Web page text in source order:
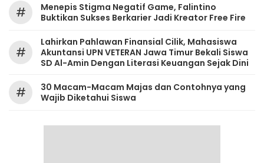
#
Menepis Stigma Negatif Game, Falintino
Buktikan Sukses Berkarier Jadi Kreator Free Fire
#
Lahirkan Pahlawan Finansial Cilik, Mahasiswa
Akuntansi UPN VETERAN Jawa Timur Bekali Siswa
SD Al-Amin Dengan Literasi Keuangan Sejak Dini
#
30 Macam-Macam Majas dan Contohnya yang
Wajib Diketahui Siswa